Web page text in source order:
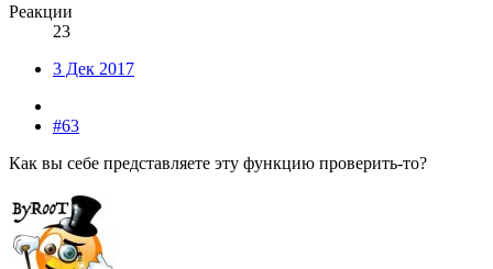
Реакции
23
3 Дек 2017
#63
Как вы себе представляете эту функцию проверить-то?